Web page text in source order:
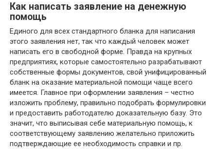
Как написать заявление на денежную
помощь
Единого для всех стандартного бланка для написания
этого заявления нет, так что каждый человек может
написать его в свободной форме. Правда на крупных
предприятиях, которые самостоятельно разрабатывают
собственные формы документов, свой унифицированный
бланк на оказание материальной помощи чаще всего
имеется. Главное при оформлении заявления – честно
изложить проблему, правильно подобрать формулировки
и предоставить работодателю доказательную базу. Это
значит, что выписывая себе материальную помощь, к
соответствующему заявлению желательно приложить
подтверждающие ее необходимость справки и пр.